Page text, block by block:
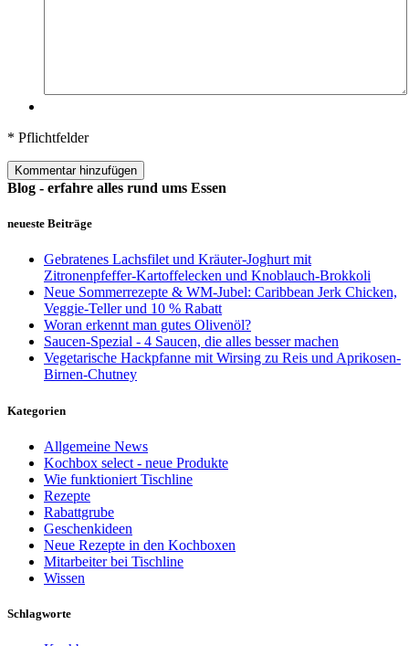
* Pflichtfelder
Kommentar hinzufügen
Blog - erfahre alles rund ums Essen
neueste Beiträge
Gebratenes Lachsfilet und Kräuter-Joghurt mit
Zitronenpfeffer-Kartoffelecken und Knoblauch-Brokkoli
Neue Sommerrezepte & WM-Jubel: Caribbean Jerk Chicken,
Veggie-Teller und 10 % Rabatt
Woran erkennt man gutes Olivenöl?
Saucen-Spezial - 4 Saucen, die alles besser machen
Vegetarische Hackpfanne mit Wirsing zu Reis und Aprikosen-
Birnen-Chutney
Kategorien
Allgemeine News
Kochbox select - neue Produkte
Wie funktioniert Tischline
Rezepte
Rabattgrube
Geschenkideen
Neue Rezepte in den Kochboxen
Mitarbeiter bei Tischline
Wissen
Schlagworte